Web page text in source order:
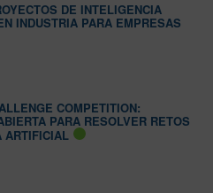
DE INTELIGENCIA
INDUSTRIA PARA EMPRESAS
COMPETITION:
PARA RESOLVER RETOS
ARTIFICIAL